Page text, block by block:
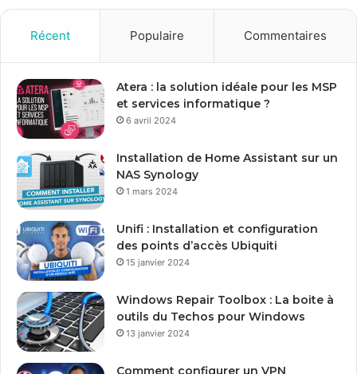
Récent Populaire Commentaires
Atera : la solution idéale pour les MSP
et services informatique ?
6 avril 2024
Installation de Home Assistant sur un
NAS Synology
1 mars 2024
Unifi : Installation et configuration
des points d’accès Ubiquiti
15 janvier 2024
Windows Repair Toolbox : La boite à
outils du Techos pour Windows
13 janvier 2024
Comment configurer un VPN